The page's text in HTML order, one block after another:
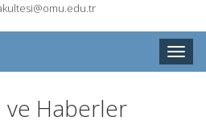
Toggle
ve Haberler